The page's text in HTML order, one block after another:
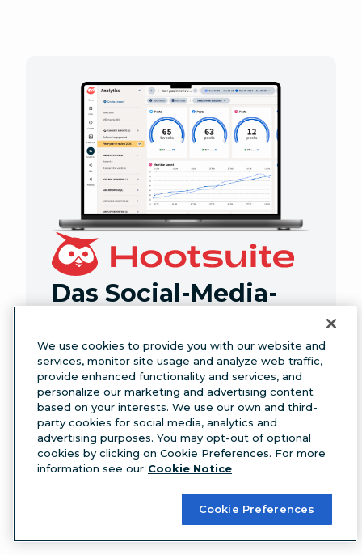
Das Social-Media-
Erstellen. Planen.
Veröffentlichen.
Interagieren. Messen.
Gewinnen.
Starten Sie Ihre kostenlose
Testversion
We use cookies to provide you with our website and
services, monitor site usage and analyze web traffic,
provide enhanced functionality and services, and
personalize our marketing and advertising content
based on your interests. We use our own and third-
party cookies for social media, analytics and
advertising purposes. You may opt-out of optional
cookies by clicking on Cookie Preferences. For more
information see our Cookie Notice
Cookie Preferences